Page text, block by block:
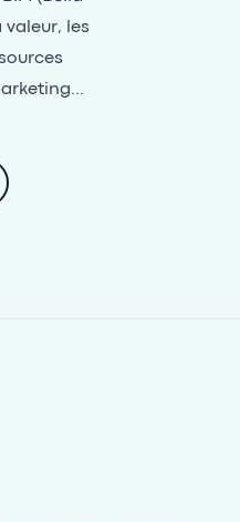
valeur, les